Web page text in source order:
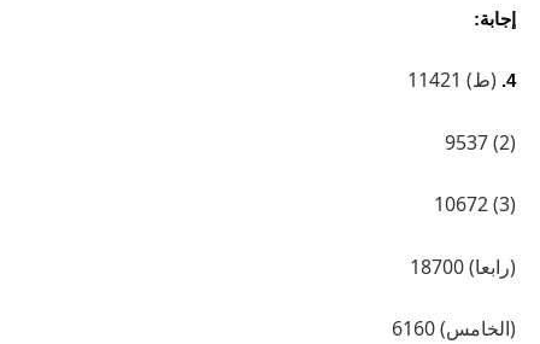
إجابة:
4. (ط) 11421
(2) 9537
(3) 10672
(رابعا) 18700
(الخامس) 6160